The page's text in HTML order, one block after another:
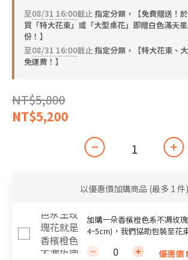
0
2
1
4
3
1
0
0
至08/31 16:00截止指定分類，【免費贈送！
買「特大花束」或「大型桌花」即贈白色滿天
份！】
至08/31 16:00截止指定分類，【特大花束、
免運費！】
NT$5,800
NT$5,200
以優惠價加購商品 (最多 1 件)
加購一朵香檳橙色系不凋玫
4~5cm)，我們協助包裝至花
優惠價